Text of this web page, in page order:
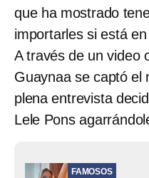
que ha mostrado
importarles si está en
A través de un video
Guaynaa se captó el
plena entrevista
Lele Pons
FAMOSOS